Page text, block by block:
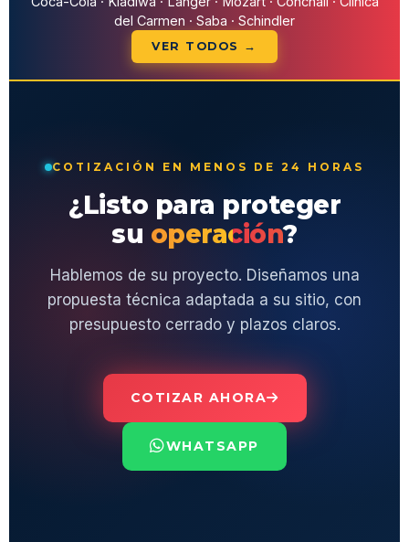
del Carmen · Saba · Schindler
VER TODOS →
COTIZACIÓN EN MENOS DE 24 HORAS
¿Listo para proteger
su operación?
Hablemos de su proyecto. Diseñamos una
propuesta técnica adaptada a su sitio, con
presupuesto cerrado y plazos claros.
COTIZAR AHORA
WHATSAPP